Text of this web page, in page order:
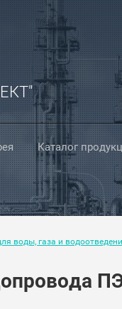
Каталог
воды, газа и